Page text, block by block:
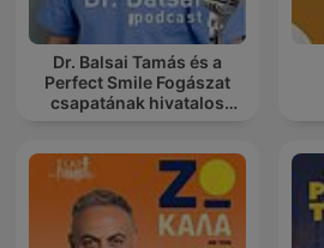
Dr. Balsai Tamás és a
Perfect Smile Fogászat
csapatának hivatalos